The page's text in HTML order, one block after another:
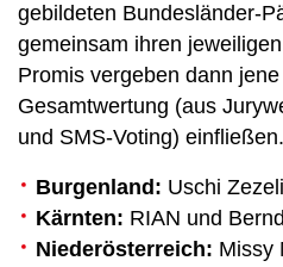
gebildeten Bundesländer-
gemeinsam ihren
Promis vergeben dann
Gesamtwertung (aus
und SMS-Voting) einfließen.
Burgenland: Uschi
Kärnten: RIAN und
Niederösterreich: Missy